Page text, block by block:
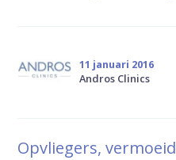
11 januari 2016
Andros Clinics
Opvliegers,